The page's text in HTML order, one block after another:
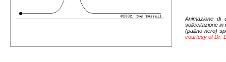
Animazione di
sollecitazione in
(pallino nero)
courtesy of Dr.